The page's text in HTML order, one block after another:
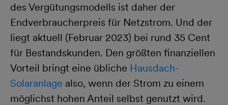
des Vergütungsmodells ist daher der
Endverbraucherpreis für Netzstrom. Und der
liegt aktuell (Februar 2023) bei rund 35 Cent
für Bestandskunden. Den größten finanziellen
Vorteil bringt eine übliche Hausdach-
Solaranlage also, wenn der Strom zu einem
möglichst hohen Anteil selbst genutzt wird.